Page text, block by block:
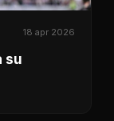
18 apr 2026
su